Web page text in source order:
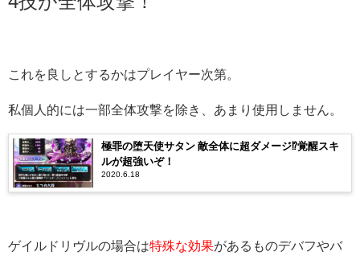
これを良しとするかはプレイヤー次第。
私個人的には一部全体攻撃を除き、あまり使用しません。
極罪の堕天使サタン 敵全体に超ダメージ⁉覚醒スキ
ルが超強いぞ！
2020.6.18
ゲイルドリヴルの場合は特殊な効果があるものデバフやバ